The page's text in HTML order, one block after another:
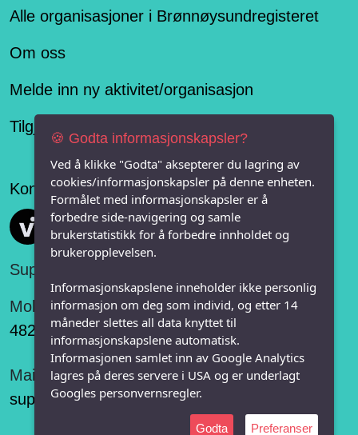
Alle organisasjoner i Brønnøysundregisteret
Om oss
Melde inn ny aktivitet/organisasjon
Tilgjengelighetserklæring
Konseptet er levert av
Vi FRITID
Support:
Mobil:
482 75 848
Mail:
support@vifritid.no
🍪 Godta informasjonskapsler?
Ved å klikke "Godta" aksepterer du lagring av
cookies/informasjonskapsler på denne enheten.
Formålet med informasjonskapsler er å
forbedre side-navigering og samle
brukerstatistikk for å forbedre innholdet og
brukeropplevelsen.
Informasjonskapslene inneholder ikke personlig
informasjon om deg som individ, og etter 14
måneder slettes all data knyttet til
informasjonskapslene automatisk.
Informasjonen samlet inn av Google Analytics
lagres på deres servere i USA og er underlagt
Googles personvernsregler.
Godta Preferanser